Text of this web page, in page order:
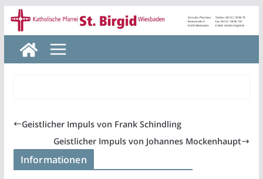
Zum
Inhalt
springen
Geistlicher Impuls von Frank Schindling
Geistlicher Impuls von Johannes Mockenhaupt
Informationen